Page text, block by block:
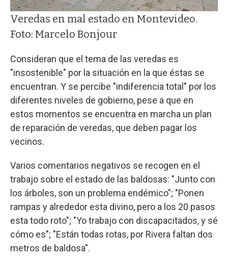
Veredas en mal estado en Montevideo.
Foto: Marcelo Bonjour
Consideran que el tema de las veredas es
"insostenible" por la situación en la que éstas se
encuentran. Y se percibe "indiferencia total" por los
diferentes niveles de gobierno, pese a que en
estos momentos se encuentra en marcha un plan
de reparación de veredas, que deben pagar los
vecinos.
Varios comentarios negativos se recogen en el
trabajo sobre el estado de las baldosas: "Junto con
los árboles, son un problema endémico"; "Ponen
rampas y alrededor esta divino, pero a los 20 pasos
esta todo roto"; "Yo trabajo con discapacitados, y sé
cómo es"; "Están todas rotas, por Rivera faltan dos
metros de baldosa".